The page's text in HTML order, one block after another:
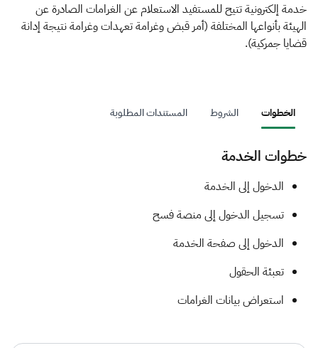
الزكاة الجمارك
ضريبة القيمة المضافة
الإقرار الضريبي
التصرفات العقارية
خدمة إلكترونية تتيح للمستفيد الاستعلام عن الغرامات الصادرة عن
الهيئة بأنواعها المختلفة (أمر قبض وغرامة تعهدات وغرامة نتيجة إدانة
قضايا جمركية).
الخطوات الشروط المستندات المطلوبة
خطوات الخدمة
​​​​​​الدخول إلى الخدمة
تسجيل الدخول إلى منصة فسح
الدخول إلى صفحة الخدمة
تعبئة الحقول
استعراض بيانات الغرامات​